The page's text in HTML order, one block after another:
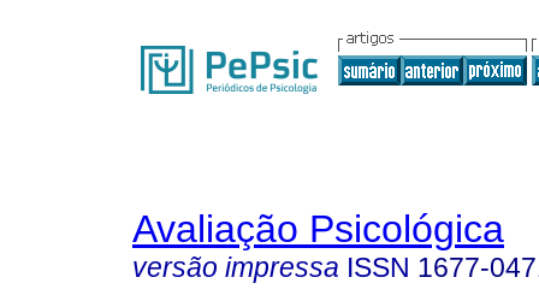
Avaliação Psicológica
versão impressa ISSN 1677-